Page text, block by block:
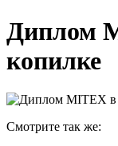
Диплом
копилке
Смотрите так же: